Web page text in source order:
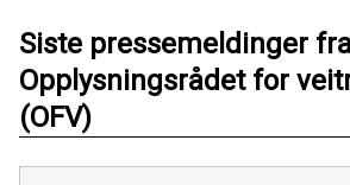
Siste pressemeldinger
Opplysningsrådet for
(OFV)